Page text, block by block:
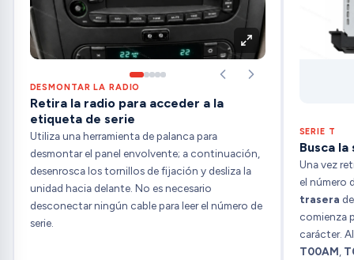
DESMONTAR LA RADIO
Retira la radio para acceder a la
etiqueta de serie
Utiliza una herramienta de palanca para
desmontar el panel envolvente; a continuación,
desenrosca los tornillos de fijación y desliza la
unidad hacia delante. No es necesario
desconectar ningún cable para leer el número de
serie.
SERIE T
Busca
Una vez
el número
trasera
comienza
carácter.
T00AM